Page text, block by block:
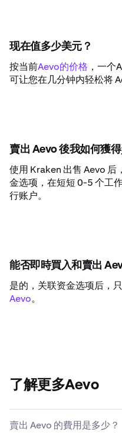
现在值多少美元？
按当前Aevo的价格 ，一
可让您在几分钟内轻松将
賣出 Aevo 後我如何獲得
使用 Kraken 出售 Aevo 后
金选项，在短短 0-5 个工
行账户。
能否即時買入和賣出
是的，关联资金选项后，
Aevo。
了解更多Aevo
賣出 Aevo 的費用是多少？